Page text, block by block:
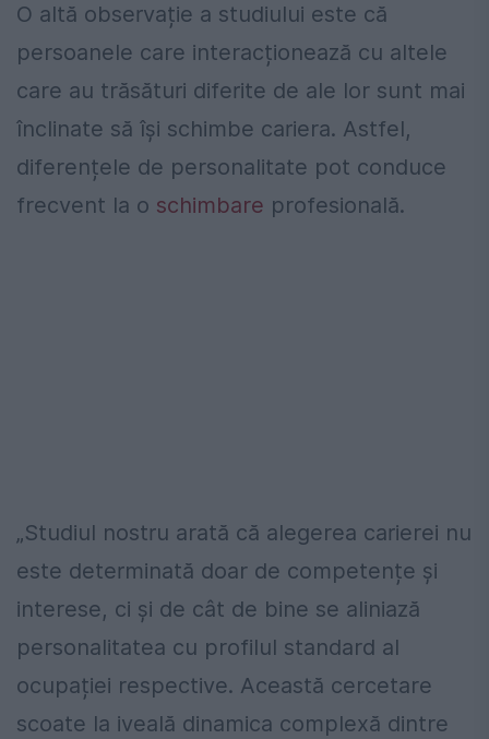
O altă observație a studiului este că
persoanele care interacționează cu altele
care au trăsături diferite de ale lor sunt mai
înclinate să își schimbe cariera. Astfel,
diferențele de personalitate pot conduce
frecvent la o schimbare profesională.
„Studiul nostru arată că alegerea carierei nu
este determinată doar de competențe și
interese, ci și de cât de bine se aliniază
personalitatea cu profilul standard al
ocupației respective. Această cercetare
scoate la iveală dinamica complexă dintre